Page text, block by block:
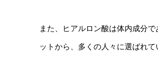
また、ヒアルロン酸は体内成分
ットから、多くの人々に選ばれて